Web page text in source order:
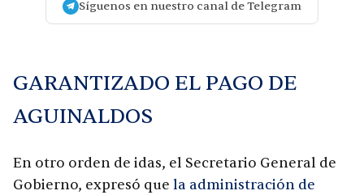
Síguenos en nuestro canal de Telegram
GARANTIZADO EL PAGO DE
AGUINALDOS
En otro orden de idas, el Secretario General de
Gobierno, expresó que la administración de